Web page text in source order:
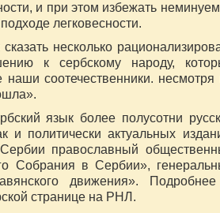
и при этом избежать
легковесности.
несколько
к сербскому народу,
соотечественники. несмотря
язык более полусотни
и политически актуальных
православный
Собрания в Сербии»,
движения».
странице на РНЛ.